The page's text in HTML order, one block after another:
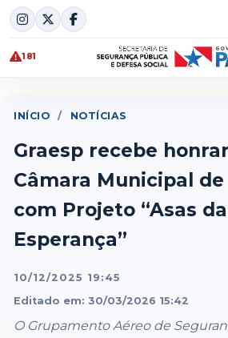
Skip
to
content
181
INÍCIO / NOTÍCIAS
Graesp recebe
Câmara Municipal
com Projeto “Asas da
Esperança”
10/12/2025 19:45
Editado em: 30/03/2026 15:42
O Grupamento Aéreo de